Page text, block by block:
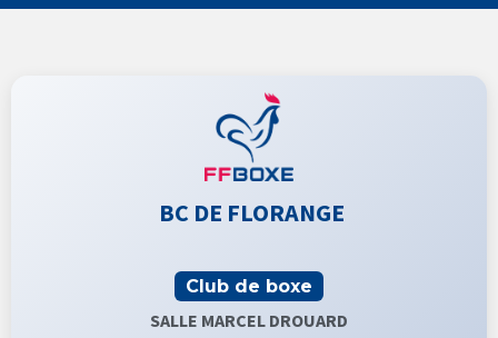
BC DE FLORANGE
Club de boxe
SALLE MARCEL DROUARD